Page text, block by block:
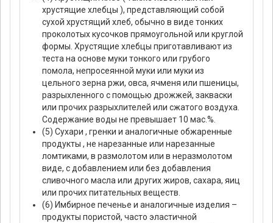
хрустящие хлебцы ), представляющий собой
сухой хрустящий хлеб, обычно в виде тонких
проколотых кусочков прямоугольной или круглой
формы. Хрустящие хлебцы приготавливают из
теста на основе муки тонкого или грубого
помола, непросеянной муки или муки из
цельного зерна ржи, овса, ячменя или пшеницы,
разрыхленного с помощью дрожжей, закваски
или прочих разрыхлителей или сжатого воздуха.
Содержание воды не превышает 10 мас.%.
(5) Сухари , гренки и аналогичные обжаренные
продукты , не нарезанные или нарезанные
ломтиками, в размолотом или в неразмолотом
виде, с добавлением или без добавления
сливочного масла или других жиров, сахара, яиц
или прочих питательных веществ.
(6) Имбирное печенье и аналогичные изделия –
продукты пористой, часто эластичной